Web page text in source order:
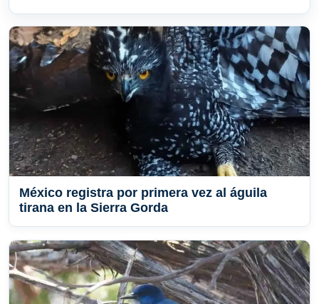
México registra por primera vez al águila
tirana en la Sierra Gorda